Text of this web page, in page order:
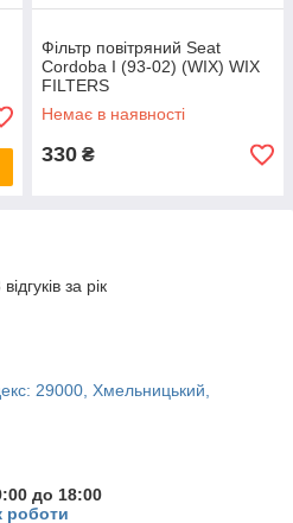
Фільтр повітряний Seat
Cordoba I (93-02) (WIX) WIX
FILTERS
Немає в наявності
330 ₴
за рік
29000, Хмельницький,
до 18:00
роботи